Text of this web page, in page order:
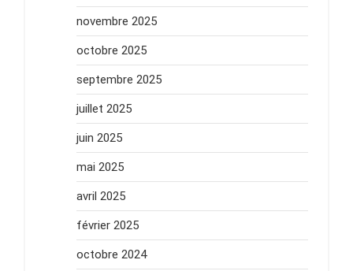
novembre 2025
octobre 2025
septembre 2025
juillet 2025
juin 2025
mai 2025
avril 2025
février 2025
octobre 2024